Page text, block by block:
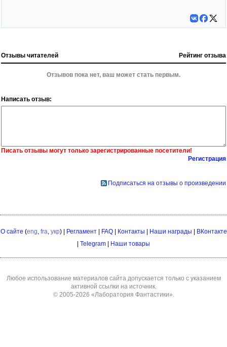
Отзывы читателей Рейтинг отзыва
Отзывов пока нет, ваш может стать первым.
Написать отзыв:
Писать отзывы могут только зарегистрированные посетители!
Регистрация
Подписаться на отзывы о произведении
О сайте (eng fra укр) | Регламент| FAQ| Контакты | Наши награды | ВКонтакте
| Telegram | Наши товары
Любое использование материалов сайта допускается только с указанием
активной ссылки на источник.
© 2005-2026 «Лаборатория Фантастики»